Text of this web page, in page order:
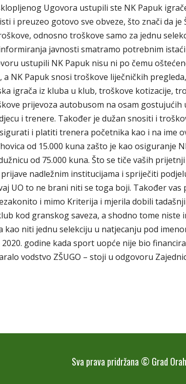
Ugovora ustupili ste NK Papuk
i preuzeo gotovo sve obveze, što znači da je
odnosno troškove samo za jednu
javnosti smatramo potrebnim
ustupili NK Papuk nisu ni po čemu
NK Papuk snosi troškove liječničkih
igrača iz kluba u klub, troškove kotizacije,
prijevoza autobusom na osam gostujućih
i trenere. Također je dužan snositi i
i platiti trenera početnika kao i na ime
od 15.000 kuna zašto je kao osiguranje
od 75.000 kuna. Što se tiče vaših
nadležnim institucijama i spriječiti
UO to ne brani niti se toga boji. Također vas
i mimo Kriterija i mjerila dobili
kod granskog saveza, a shodno tome niste
niti jednu selekciju u natjecanju pod
godine kada sport uopće nije bio
vodstvo ZŠUGO – stoji u odgovoru
Sva prava pridržana © Grad